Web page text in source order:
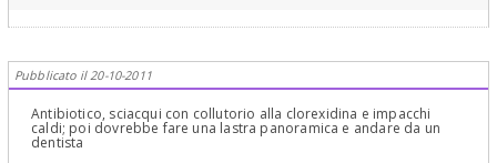
Pubblicato il 20-10-2011
Antibiotico, sciacqui con collutorio alla clorexidina e impacchi
caldi; poi dovrebbe fare una lastra panoramica e andare da un
dentista